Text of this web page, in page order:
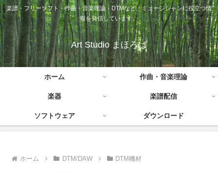
楽譜・フリーソフト・作曲・音楽理論・DTMなど、ミュージシャンに役立つ情
報を発信しています。
Art Studio まほろば
ホーム 作曲・音楽理論
楽器 楽譜配信
ソフトウェア ダウンロード
ホーム DTM/DAW DTM機材